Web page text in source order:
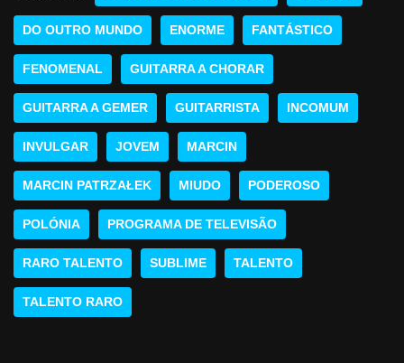
DO OUTRO MUNDO ENORME FANTÁSTICO
FENOMENAL GUITARRA A CHORAR
GUITARRA A GEMER GUITARRISTA INCOMUM
INVULGAR JOVEM MARCIN
MARCIN PATRZAŁEK MIUDO PODEROSO
POLÓNIA PROGRAMA DE TELEVISÃO
RARO TALENTO SUBLIME TALENTO
TALENTO RARO